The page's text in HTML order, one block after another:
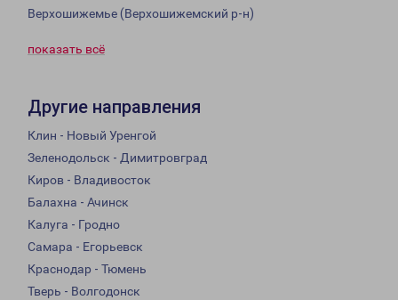
Верхошижемье (Верхошижемский р-н)
показать всё
Другие направления
Клин - Новый Уренгой
Зеленодольск - Димитровград
Киров - Владивосток
Балахна - Ачинск
Калуга - Гродно
Самара - Егорьевск
Краснодар - Тюмень
Тверь - Волгодонск